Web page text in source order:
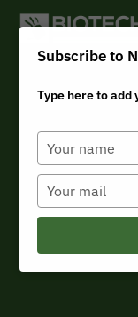
Subscribe to
Type here to
Saisissez
votre
nom
Saisissez
votre
e-